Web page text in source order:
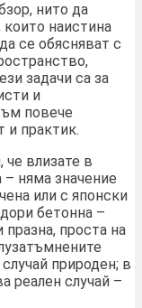
нито да
наистина
се обясняват с
задачи са за
и
повече
и практик.
че влизате в
– няма значение
или с японски
бетонна –
проста на
природен; в
реален случай –